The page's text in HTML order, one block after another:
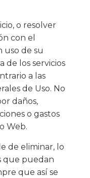
o resolver
con el
uso de su
de los servicios
a las
de Uso. No
daños,
o gastos
Web.
de eliminar, lo
que puedan
que así se